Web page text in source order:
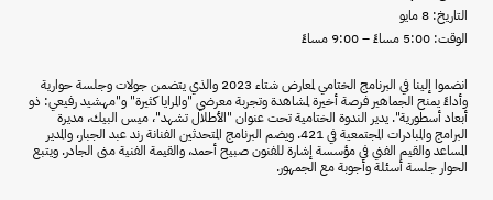
التاريخ: 8 مايو
الوقت: 5:00 مساءً – 9:00 مساءً
انضموا إلينا في البرنامج الختامي لمعارض شتاء 2023 والذي يتضمن جولات وجلسة حوارية
وأداءً يمنح الجماهير فرصة أخيرة لمشاهدة وتجربة معرضي "والمرايا كثيرة" و"مهشيد رفيعي: ذو
أبعاد أسطورية". يدير الندوة الختامية تحت عنوان "الأطلال تشهد"، ميس البيك، مديرة
البرامج والمبادرات المجتمعية في 421. ويضم البرنامج المتحدثين الفنانة رند عبد الجبار، والمدير
المساعد والقيم الفني في مؤسسة إشارة للفنون صبيح أحمد، والقيمة الفنية منى الجادر. ويتبع
الحوار جلسة أسئلة وأجوبة مع الجمهور.